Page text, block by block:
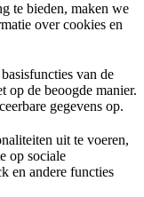
te bieden, maken we
over cookies en
van de
op de beoogde manier.
gegevens op.
uit te voeren,
op sociale
en andere functies